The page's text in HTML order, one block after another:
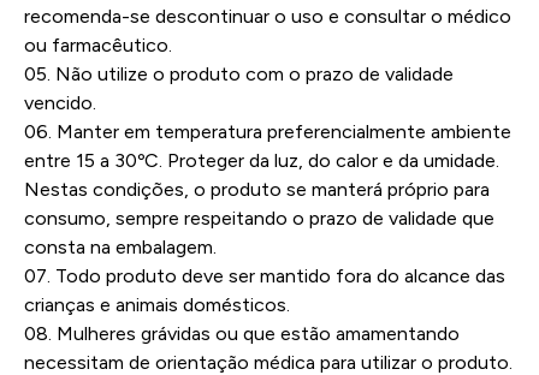
recomenda-se descontinuar o uso e consultar o médico
ou farmacêutico.
05. Não utilize o produto com o prazo de validade
vencido.
06. Manter em temperatura preferencialmente ambiente
entre 15 a 30ºC. Proteger da luz, do calor e da umidade.
Nestas condições, o produto se manterá próprio para
consumo, sempre respeitando o prazo de validade que
consta na embalagem.
07. Todo produto deve ser mantido fora do alcance das
crianças e animais domésticos.
08. Mulheres grávidas ou que estão amamentando
necessitam de orientação médica para utilizar o produto.